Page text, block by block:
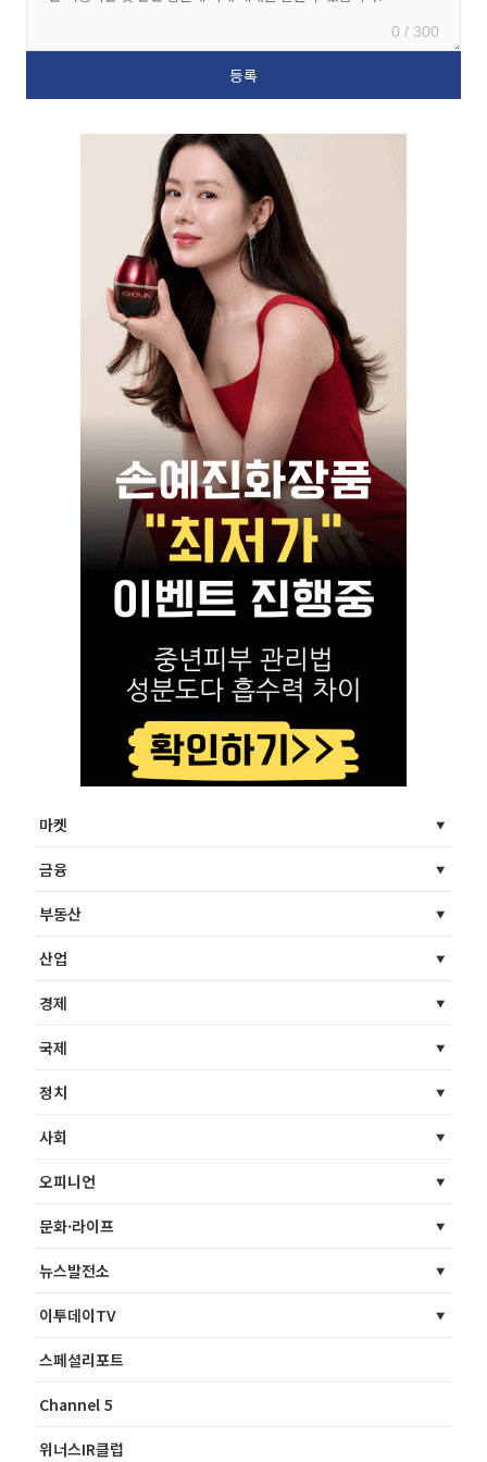
0 / 300
마켓
금융
부동산
산업
경제
국제
정치
사회
오피니언
문화·라이프
뉴스발전소
이투데이TV
스페셜리포트
Channel 5
위너스IR클럽